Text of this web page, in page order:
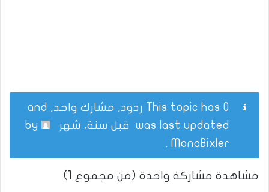
This topic has 0 ردود, مشارك واحد, and
was last updated قبل سنة، شهر
MonaBixler
.
مشاهدة مشاركة واحدة (من مجموع 1)